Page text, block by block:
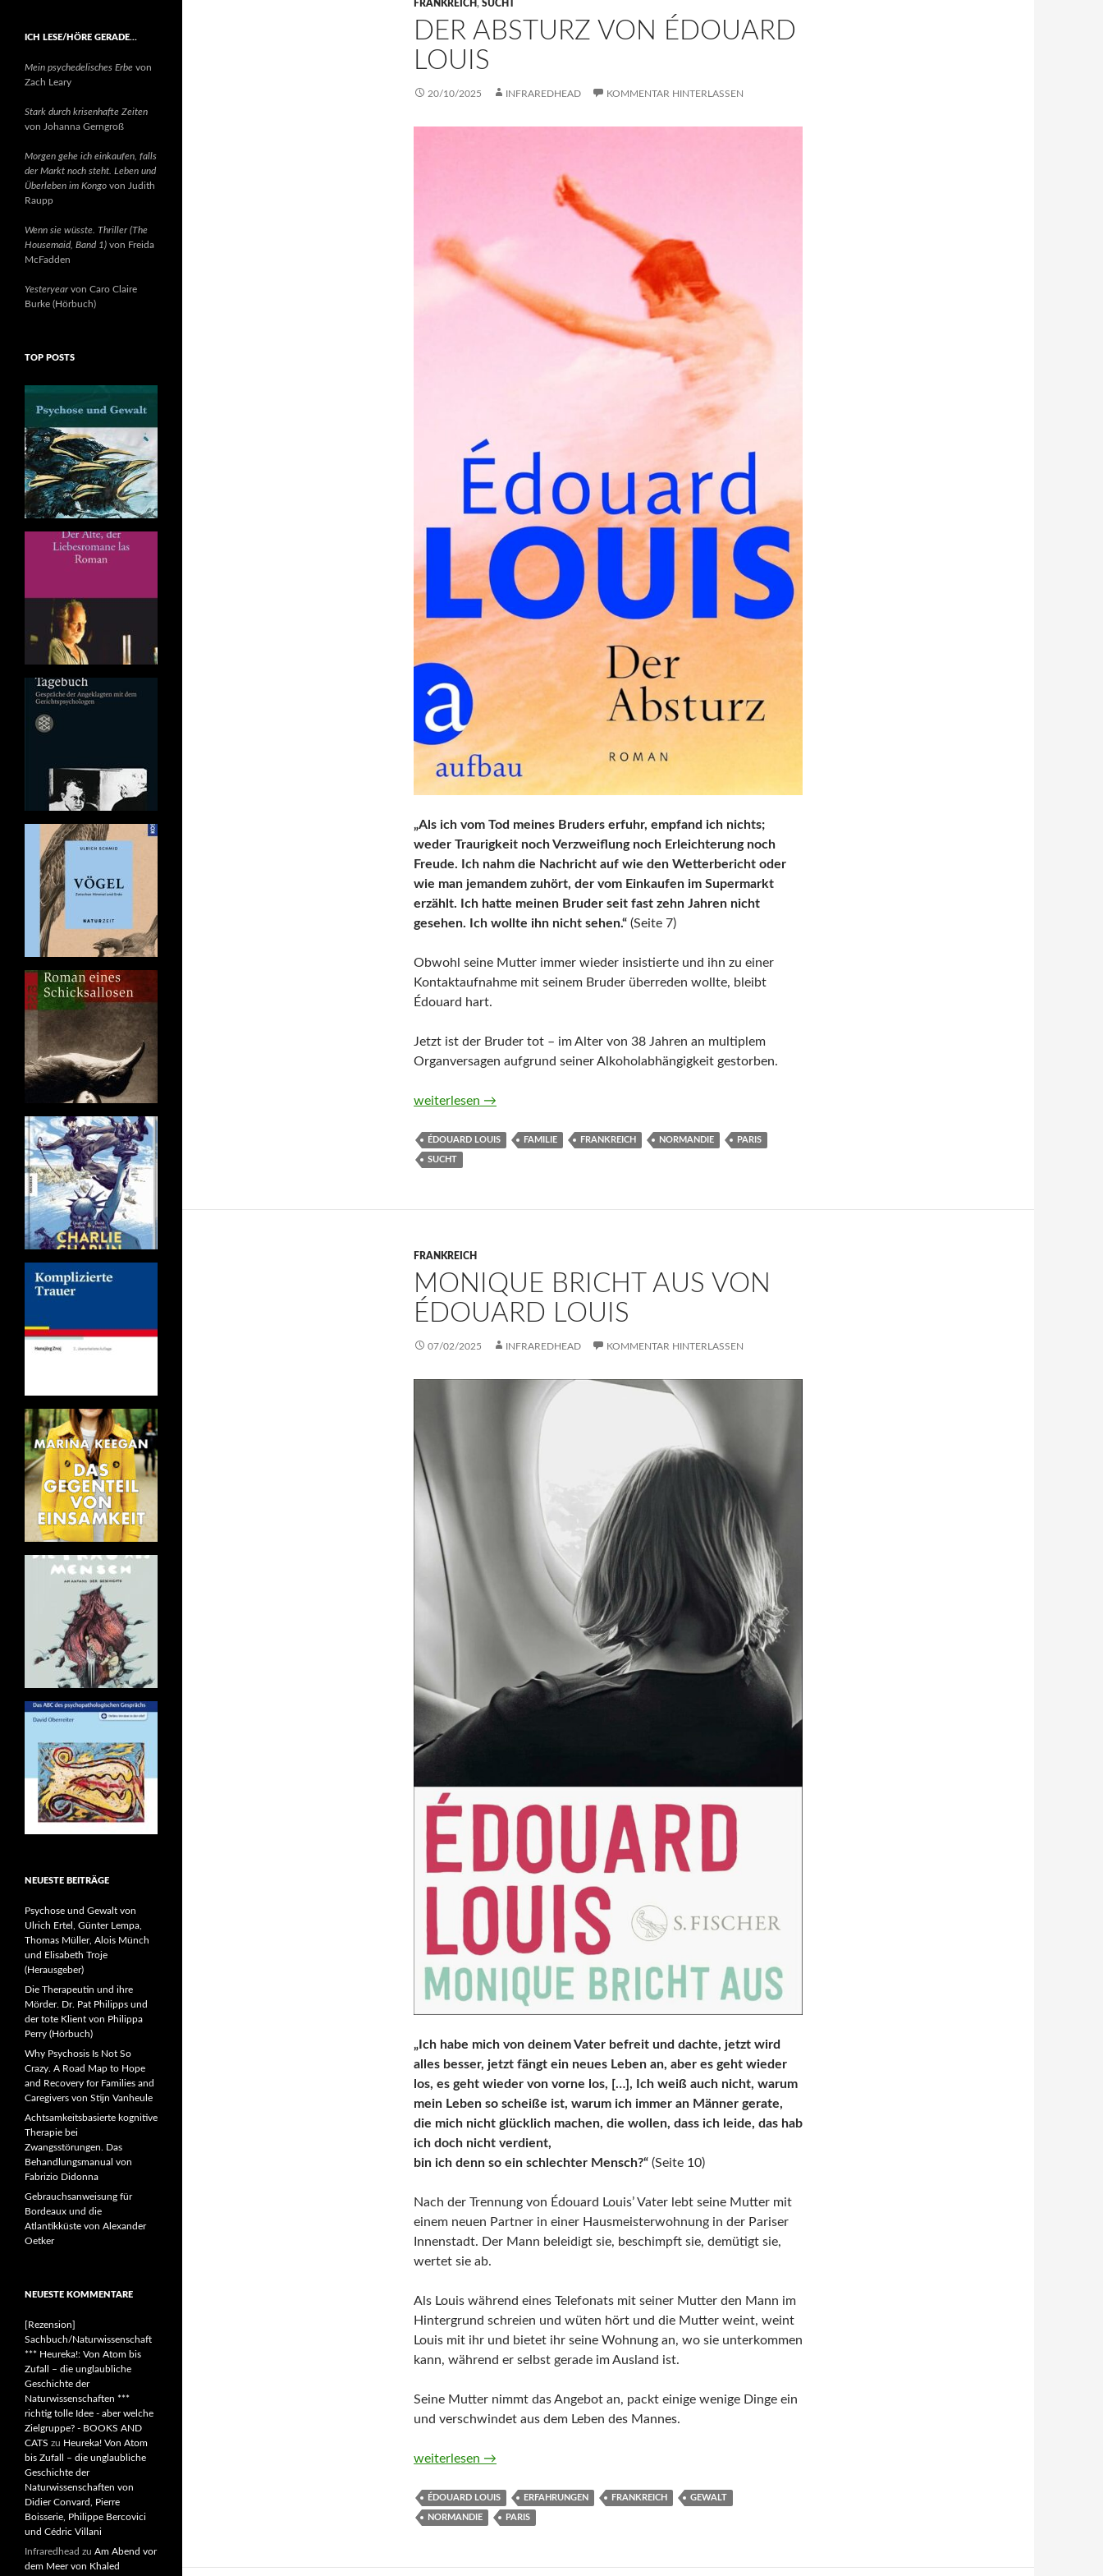
FRANKREICH, SUCHT
DER ABSTURZ VON ÉDOUARD
LOUIS
20/10/2025 INFRAREDHEAD KOMMENTAR HINTERLASSEN
„Als ich vom Tod meines Bruders erfuhr, empfand ich nichts;
weder Traurigkeit noch Verzweiflung noch Erleichterung noch
Freude. Ich nahm die Nachricht auf wie den Wetterbericht oder
wie man jemandem zuhört, der vom Einkaufen im Supermarkt
erzählt. Ich hatte meinen Bruder seit fast zehn Jahren nicht
gesehen. Ich wollte ihn nicht sehen.“ (Seite 7)
Obwohl seine Mutter immer wieder insistierte und ihn zu einer
Kontaktaufnahme mit seinem Bruder überreden wollte, bleibt
Édouard hart.
Jetzt ist der Bruder tot – im Alter von 38 Jahren an multiplem
Organversagen aufgrund seiner Alkoholabhängigkeit gestorben.
Der Absturz von Édouard Louis
weiterlesen →
ÉDOUARD LOUIS FAMILIE FRANKREICH NORMANDIE PARIS
SUCHT
FRANKREICH
MONIQUE BRICHT AUS VON
ÉDOUARD LOUIS
07/02/2025 INFRAREDHEAD KOMMENTAR HINTERLASSEN
„Ich habe mich von deinem Vater befreit und dachte, jetzt wird
alles besser, jetzt fängt ein neues Leben an, aber es geht wieder
los, es geht wieder von vorne los, […], Ich weiß auch nicht, warum
mein Leben so scheiße ist, warum ich immer an Männer gerate,
die mich nicht glücklich machen, die wollen, dass ich leide, das hab
ich doch nicht verdient,
bin ich denn so ein schlechter Mensch?“ (Seite 10)
Nach der Trennung von Édouard Louis’ Vater lebt seine Mutter mit
einem neuen Partner in einer Hausmeisterwohnung in der Pariser
Innenstadt. Der Mann beleidigt sie, beschimpft sie, demütigt sie,
wertet sie ab.
Als Louis während eines Telefonats mit seiner Mutter den Mann im
Hintergrund schreien und wüten hört und die Mutter weint, weint
Louis mit ihr und bietet ihr seine Wohnung an, wo sie unterkommen
kann, während er selbst gerade im Ausland ist.
Seine Mutter nimmt das Angebot an, packt einige wenige Dinge ein
und verschwindet aus dem Leben des Mannes.
Monique bricht aus von Édouard Louis
weiterlesen →
ÉDOUARD LOUIS ERFAHRUNGEN FRANKREICH GEWALT
NORMANDIE PARIS
ICH LESE/HÖRE GERADE…
Mein psychedelisches Erbe von
Zach Leary
Stark durch krisenhafte Zeiten
von Johanna Gerngroß
Morgen gehe ich einkaufen, falls
der Markt noch steht. Leben und
Überleben im Kongo von Judith
Raupp
Wenn sie wüsste. Thriller (The
Housemaid, Band 1) von Freida
McFadden
Yesteryearvon Caro Claire
Burke (Hörbuch)
TOP POSTS
NEUESTE BEITRÄGE
Psychose und Gewalt von
Ulrich Ertel, Günter Lempa,
Thomas Müller, Alois Münch
und Elisabeth Troje
(Herausgeber)
Die Therapeutin und ihre
Mörder. Dr. Pat Philipps und
der tote Klient von Philippa
Perry (Hörbuch)
Why Psychosis Is Not So
Crazy. A Road Map to Hope
and Recovery for Families and
Caregivers von Stijn Vanheule
Achtsamkeitsbasierte kognitive
Therapie bei
Zwangsstörungen. Das
Behandlungsmanual von
Fabrizio Didonna
Gebrauchsanweisung für
Bordeaux und die
Atlantikküste von Alexander
Oetker
NEUESTE KOMMENTARE
[Rezension]
Sachbuch/Naturwissenschaft
*** Heureka!: Von Atom bis
Zufall – die unglaubliche
Geschichte der
Naturwissenschaften ***
richtig tolle Idee - aber welche
Zielgruppe? - BOOKS AND
CATS zu Heureka! Von Atom
bis Zufall – die unglaubliche
Geschichte der
Naturwissenschaften von
Didier Convard, Pierre
Boisserie, Philippe Bercovici
und Cédric Villani
Infraredhead zu Am Abend vor
dem Meer von Khaled